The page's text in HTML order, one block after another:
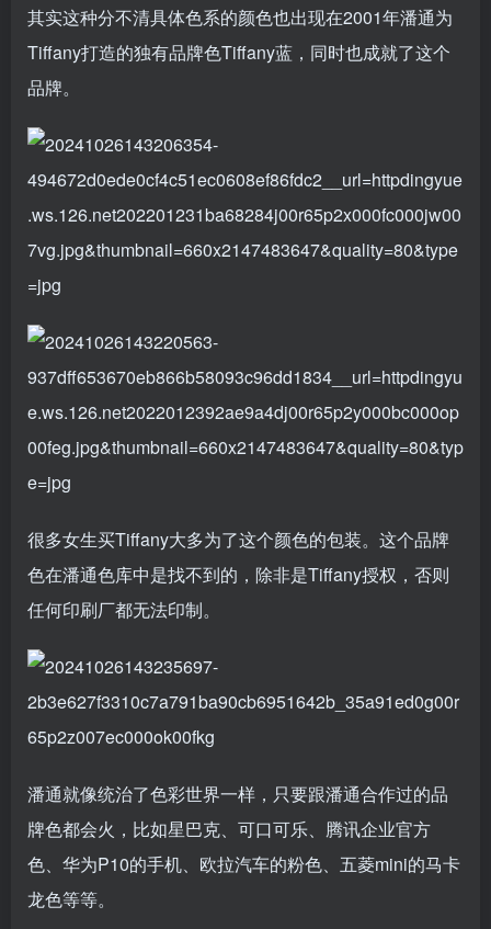
其实这种分不清具体色系的颜色也出现在2001年潘通为
Tiffany打造的独有品牌色Tiffany蓝，同时也成就了这个
品牌。
很多女生买Tiffany大多为了这个颜色的包装。这个品牌
色在潘通色库中是找不到的，除非是Tiffany授权，否则
任何印刷厂都无法印制。
潘通就像统治了色彩世界一样，只要跟潘通合作过的品
牌色都会火，比如星巴克、可口可乐、腾讯企业官方
色、华为P10的手机、欧拉汽车的粉色、五菱mini的马卡
龙色等等。